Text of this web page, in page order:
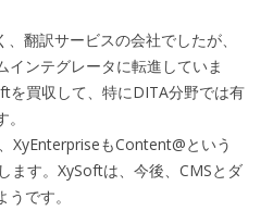
翻訳サービスの会社でしたが、
インテグレータに転進していま
を買収して、特にDITA分野では有
XyEnterpriseもContent@という
ます。XySoftは、今後、CMSとダ
です。